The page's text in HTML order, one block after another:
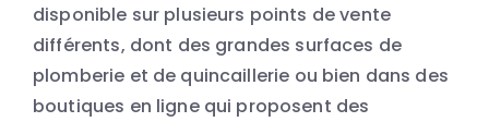
disponible sur plusieurs points de vente
différents, dont des grandes surfaces de
plomberie et de quincaillerie ou bien dans des
boutiques en ligne qui proposent des